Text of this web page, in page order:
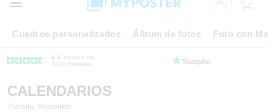
Cuadros personalizados Álbum de fotos Foto con
4.4
basado en
3420 Reseñas
CALENDARIOS
Plantilla: Momentos